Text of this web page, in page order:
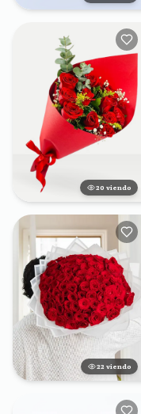
21 viendo
21 viendo